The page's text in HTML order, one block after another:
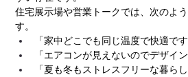
住宅展示場や営業トークでは、次のよ
す。
「家中どこでも同じ温度で快適です
「エアコンが見えないのでデザイ
「夏も冬もストレスフリーな暮ら